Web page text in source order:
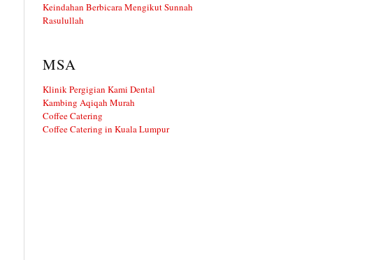
Keindahan Berbicara Mengikut Sunnah
Rasulullah
MSA
Klinik Pergigian Kami Dental
Kambing Aqiqah Murah
Coffee Catering
Coffee Catering in Kuala Lumpur